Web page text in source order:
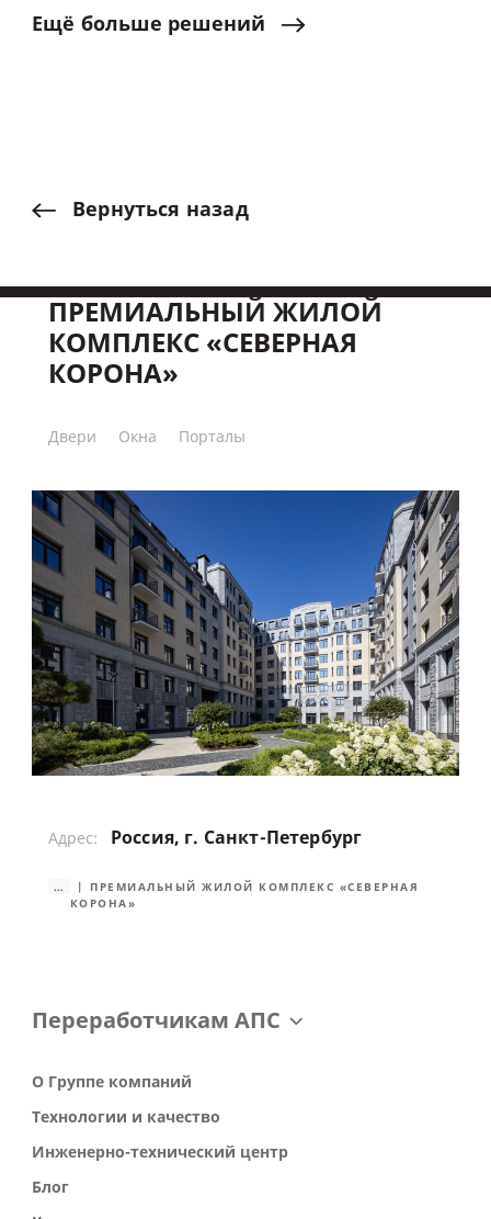
ПРЕМИАЛЬНЫЙ ЖИЛОЙ
КОМПЛЕКС «СЕВЕРНАЯ
КОРОНА»
Двери Окна Порталы
Адрес: Россия, г. Санкт-Петербург
...
ПРЕМИАЛЬНЫЙ ЖИЛОЙ КОМПЛЕКС «СЕВЕРНАЯ
КОРОНА»
Ещё больше решений
Вернуться назад
Переработчикам АПС
О Группе компаний
Технологии и качество
Инженерно-технический центр
Блог